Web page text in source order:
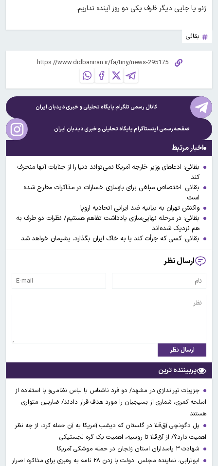
ژنو یا جایی دیگر ظرف یکی دو روز آینده نداریم.
بقائی
کانال رسمی تلگرام پایگاه تحلیلی و خبریدیدبان ایران
صفحه رسمی اینستاگرام پایگاه تحلیلی و خبریدیدبان ایران
اخبار مرتبط
بقائی: ادعاهای وزیر خارجه آمریکا نمی‌تواند دنیا را از جنایات آنها منحرف
کند
بقائی: اختصاص مبلغی برای بازسازی خسارات در مذاکرات مطرح شده
است
واکنش تهران به بیانیه ضد ایرانی اتحادیه اروپا
بقائی: در مرحله نهایی‌سازی یادداشت تفاهم هستیم/ نظرات دو طرف به
هم نزدیک شده‌اند
بقائی: کسی که جرأت کند پا به خاک ایران بگذارد، پشیمان خواهد شد
ارسال نظر
ارسال نظر
پربیننده ترین
جزییات تیراندازی در مشهد/ دو فرد ناشناس با لباس نظامی‌و با استفاده از
اسلحه کمری، شماری از بسیجیان را مورد هدف قرار دادند/ ضاربین متواری
هستند
پل دگونچی آق‌قلا در گلستان که دیشب آمریکا به آن حمله کرد، از چه نظر
اهمیت دارد؟/ از آق‌قلا تا روسیه، اهمیت یک گره لجستیکی
شهادت ۳ ‌پاسداران استان زنجان در حمله موشکی آمریکا
ابوترابی، نماینده مجلس: دولت با زدن ۲۸ نامه به رهبری برای مذاکره اصرار